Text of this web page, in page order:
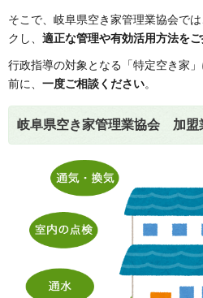
そこで、岐阜県空き家管理業協会で
クし、 適正な管理や有効活用方法を
行政指導の対象となる「特定空き家
前に、 一度ご相談ください。
岐阜県空き家管理業協会 加盟